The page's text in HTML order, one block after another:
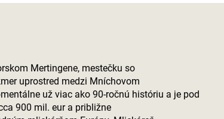
Mertingene, mestečku so
uprostred medzi Mníchovom
už viac ako 90-ročnú históriu a je pod
900 mil. eur a približne